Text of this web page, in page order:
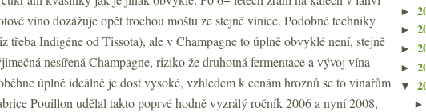
víno dozážuje opět trochou moštu ze stejné vinice. Podobné techniky
Indigéne od Tissota), ale v Champagne to úplně obvyklé není, stejně
nesířená Champagne, riziko že druhotná fermentace a vývoj vína
úplně ideálně je dost vysoké, vzhledem k cenám hroznů se to vinařům
Pouillon udělal takto poprvé hodně vyzrálý ročník 2006 a nyní 2008,
►
►
►
►
▼